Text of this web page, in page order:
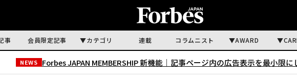
事 会員限定記事 カテゴリ 連載 コラムニスト AWARD
NEWS Forbes JAPAN MEMBERSHIP 新機能｜ 記事ページ内の広告表示を最小限に